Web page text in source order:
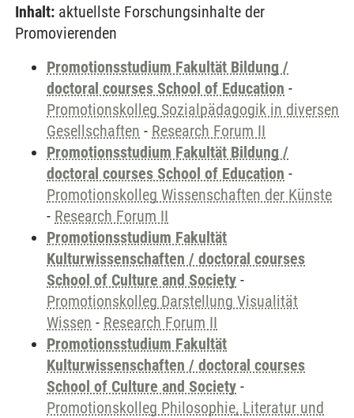
Inhalt: aktuellste Forschungsinhalte der
Promovierenden
Promotionsstudium Fakultät Bildung /
doctoral courses School of Education -
Promotionskolleg Sozialpädagogik in diversen
Gesellschaften - Research Forum II
Promotionsstudium Fakultät Bildung /
doctoral courses School of Education -
Promotionskolleg Wissenschaften der Künste
- Research Forum II
Promotionsstudium Fakultät
Kulturwissenschaften / doctoral courses
School of Culture and Society -
Promotionskolleg Darstellung Visualität
Wissen - Research Forum II
Promotionsstudium Fakultät
Kulturwissenschaften / doctoral courses
School of Culture and Society -
Promotionskolleg Philosophie, Literatur und